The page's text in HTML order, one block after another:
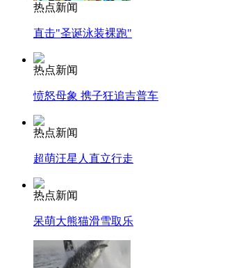
热点新闻
直击"圣诞泳装裸跑"
热点新闻
愤怒母象 携子狂追吉普车
热点新闻
超萌汪星人直立行走
热点新闻
呆萌大熊猫滑雪取乐